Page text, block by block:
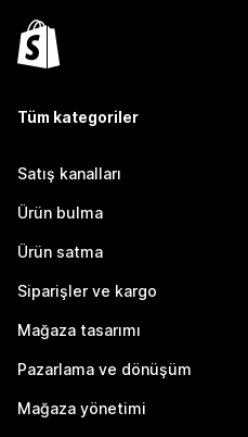
Tüm kategoriler
Satış kanalları
Ürün bulma
Ürün satma
Siparişler ve kargo
Mağaza tasarımı
Pazarlama ve dönüşüm
Mağaza yönetimi